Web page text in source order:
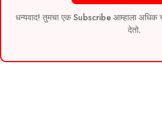
धन्यवाद! तुमचा एक Subscribe आम्हाला अधिक
देतो.